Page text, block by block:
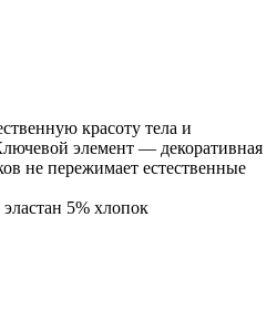
красоту тела и
элемент — декоративная
не пережимает естественные
5% хлопок